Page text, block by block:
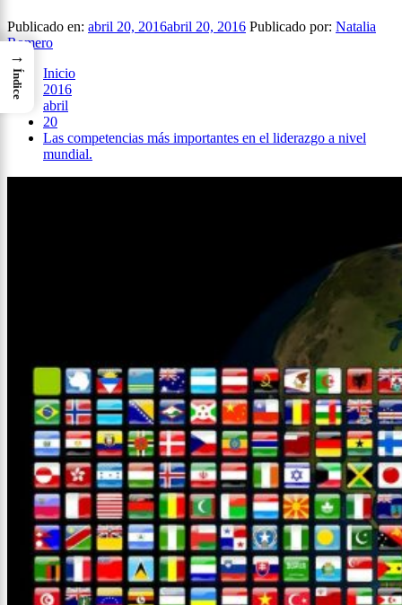
Publicado en: abril 20, 2016abril 20, 2016 Publicado por: Natalia
Romero
Inicio
2016
abril
20
Las competencias más importantes en el liderazgo a nivel
mundial.
→
Índice